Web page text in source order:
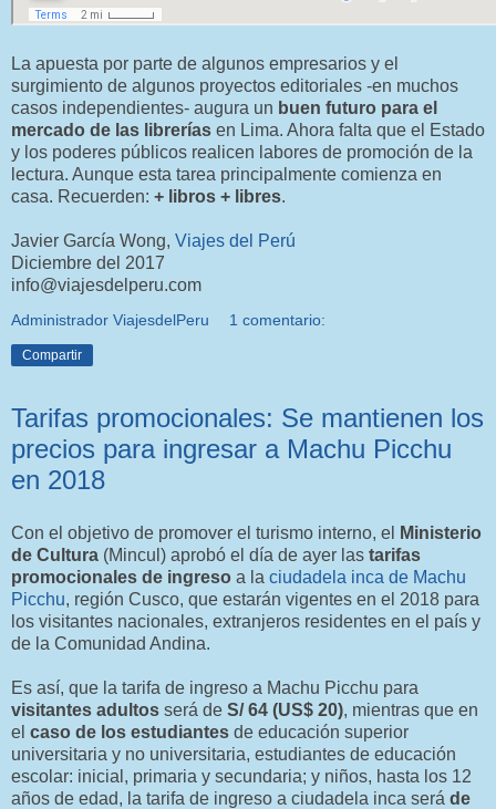
La apuesta por parte de algunos empresarios y el
surgimiento de algunos proyectos editoriales -en muchos
casos independientes- augura un buen futuro para el
mercado de las librerías en Lima. Ahora falta que el Estado
y los poderes públicos realicen labores de promoción de la
lectura. Aunque esta tarea principalmente comienza en
casa. Recuerden: + libros + libres.
Javier García Wong, Viajes del Perú
Diciembre del 2017
info@viajesdelperu.com
Administrador ViajesdelPeru 1 comentario:
Compartir
Tarifas promocionales: Se mantienen los
precios para ingresar a Machu Picchu
en 2018
Con el objetivo de promover el turismo interno, el
Ministerio
de Cultura (Mincul) aprobó el día de ayer las tarifas
promocionales de ingreso a la ciudadela inca de Machu
Picchu, región Cusco, que estarán vigentes en el 2018 para
los visitantes nacionales, extranjeros residentes en el país y
de la Comunidad Andina.
Es así, que la tarifa de ingreso a Machu Picchu para
visitantes adultos será de S/ 64 (US$ 20), mientras que en
el caso de los estudiantes de educación superior
universitaria y no universitaria, estudiantes de educación
escolar: inicial, primaria y secundaria; y niños, hasta los 12
años de edad, la tarifa de ingreso a ciudadela inca será de